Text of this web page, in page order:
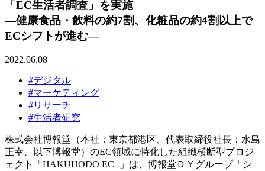
「EC生活者調査」を実施
―健康食品・飲料の約7割、化粧品の約4割以上で
ECシフトが進む―
2022.06.08
#デジタル
#マーケティング
#リサーチ
#生活者研究
株式会社博報堂（本社：東京都港区、代表取締役社長：水島
正幸、以下博報堂）のEC領域に特化した組織横断型プロジ
ェクト「HAKUHODO EC+」は、博報堂ＤＹグループ「シ